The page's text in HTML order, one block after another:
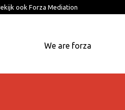
ook Forza Mediation
We are forza